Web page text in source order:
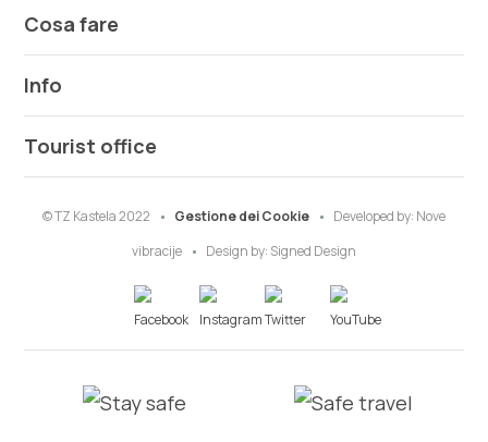
Cosa fare
Info
Tourist office
© TZ Kastela 2022 Gestione dei Cookie Developed by: Nove
vibracije
Design by: Signed Design